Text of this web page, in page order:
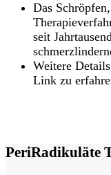
Das
seit
Weitere
Link zu
PeriRadikuläte